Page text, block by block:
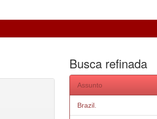
Busca refinada
Assunto
Brazil.